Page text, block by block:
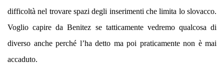
difficoltà nel trovare spazi degli inserimenti che limita lo slovacco.
Voglio capire da Benitez se tatticamente vedremo qualcosa di
diverso anche perché l’ha detto ma poi praticamente non è mai
accaduto.